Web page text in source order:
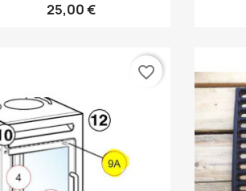
25,00 €
favorite_border